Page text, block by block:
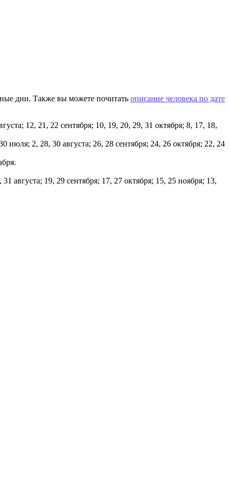
дни. Также вы можете почитать описание человека по дате
12, 21, 22 сентября; 10, 19, 20, 29, 31 октября; 8, 17, 18,
июля; 2, 28, 30 августа; 26, 28 сентября; 24, 26 октября; 22, 24
августа; 19, 29 сентября; 17, 27 октября; 15, 25 ноября; 13,